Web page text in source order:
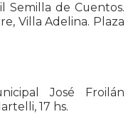
Semilla de Cuentos.
Villa Adelina. Plaza
José Froilán
17 hs.